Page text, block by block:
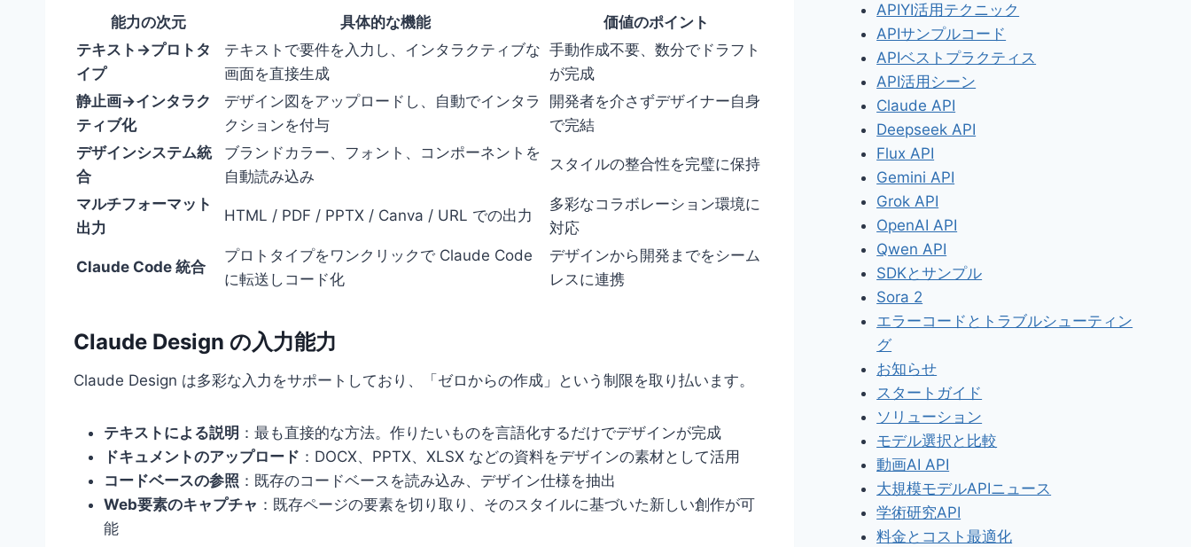
能力の次元 具体的な機能
価値のポイント
テキスト→プロトタ
イプ
テキストで要件を入力し、インタラクティブな
画面を直接生成
手動作成不要、数分でドラフト
が完成
静止画→インタラク
ティブ化
デザイン図をアップロードし、自動でインタラ
クションを付与
開発者を介さずデザイナー自身
で完結
デザインシステム統
合
ブランドカラー、フォント、コンポーネントを
自動読み込み
スタイルの整合性を完璧に保持
マルチフォーマット
出力
HTML / PDF / PPTX / Canva / URL での出力
多彩なコラボレーション環境に
対応
Claude Code 統合
プロトタイプをワンクリックで Claude Code
に転送しコード化
デザインから開発までをシーム
レスに連携
Claude Design の入力能力
Claude Design は多彩な入力をサポートしており、「ゼロからの作成」という制限を取り払います。
テキストによる説明 ：最も直接的な方法。作りたいものを言語化するだけでデザインが完成
ドキュメントのアップロード ：DOCX、PPTX、XLSX などの資料をデザインの素材として活用
コードベースの参照 ：既存のコードベースを読み込み、デザイン仕様を抽出
Web要素のキャプチャ ：既存ページの要素を切り取り、そのスタイルに基づいた新しい創作が可
能
APIYI活用テクニック
APIサンプルコード
APIベストプラクティス
API活用シーン
Claude API
Deepseek API
Flux API
Gemini API
Grok API
OpenAI API
Qwen API
SDKとサンプル
Sora 2
エラーコードとトラブルシューティン
グ
お知らせ
スタートガイド
ソリューション
モデル選択と比較
動画AI API
大規模モデルAPIニュース
学術研究API
料金とコスト最適化